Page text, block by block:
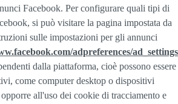
Facebook. Per configurare quali tipi di
si può visitare la pagina impostata da
sulle impostazioni per gli annunci
adpreferences/ad_settings
dalla piattaforma, cioè possono essere
come computer desktop o dispositivi
all'uso dei cookie di tracciamento e